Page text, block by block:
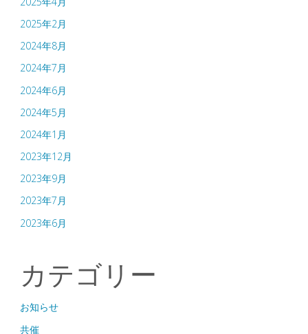
2025年2月
2024年8月
2024年7月
2024年6月
2024年5月
2024年1月
2023年12月
2023年9月
2023年7月
2023年6月
カテゴリー
お知らせ
共催